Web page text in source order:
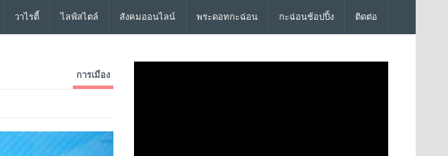
วาไรตี้ ไลฟ์สไตล์ สังคมออนไลน์ พระดอทกะฉ่อน กะฉ่อนช้อปปิ้ง ติดต่อ
การเมือง